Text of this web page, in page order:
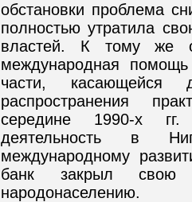
обстановки проблема
полностью утратила
властей. К тому же
международная
части, касающейся
распространения
середине 1990-х
деятельность в
международному
банк закрыл свою
народонаселению.